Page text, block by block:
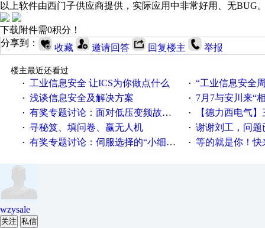
以上软件由西门子供应商提供，实际应用中非常好用、无BUG
下载附件需0积分！
分享到：
收藏 邀请回答 回复楼主 举报
楼主最近还看过
·
工业信息安全 让ICS为你做点什么 · “工业信息安全周之我见”
· 浅谈信息安全及解决方案 · 7月7与安川来“
· 有奖专题讨论：面对低压变频故障，老手是这样解决的！ · 【德力西电气】三
· 寻秘笈、填问卷、赢无人机 · 谢谢刘工，问题
· 有奖专题讨论：伺服选择的“小细节大学问”奖励公告 · 等的就是你！快来
wzysale
关注 私信